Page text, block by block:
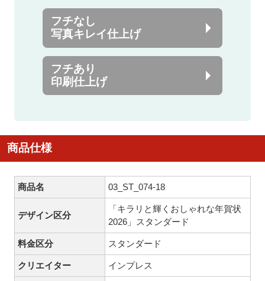
フチなし
写真キレイ仕上げ
フチあり
印刷仕上げ
商品仕様
商品名 03_ST_074-18
デザイン区分
「キラリと輝くおしゃれな年賀状
2026」スタンダード
料金区分 スタンダード
クリエイター インプレス